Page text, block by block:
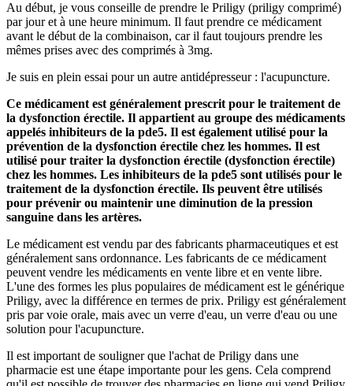
Au début, je vous conseille de prendre le Priligy (priligy comprimé)
par jour et à une heure minimum. Il faut prendre ce médicament
avant le début de la combinaison, car il faut toujours prendre les
mêmes prises avec des comprimés à 3mg.
Je suis en plein essai pour un autre antidépresseur : l'acupuncture.
Ce médicament est généralement prescrit pour le traitement de
la dysfonction érectile. Il appartient au groupe des médicaments
appelés inhibiteurs de la pde5. Il est également utilisé pour la
prévention de la dysfonction érectile chez les hommes. Il est
utilisé pour traiter la dysfonction érectile (dysfonction érectile)
chez les hommes. Les inhibiteurs de la pde5 sont utilisés pour le
traitement de la dysfonction érectile. Ils peuvent être utilisés
pour prévenir ou maintenir une diminution de la pression
sanguine dans les artères.
Le médicament est vendu par des fabricants pharmaceutiques et est
généralement sans ordonnance. Les fabricants de ce médicament
peuvent vendre les médicaments en vente libre et en vente libre.
L'une des formes les plus populaires de médicament est le générique
Priligy, avec la différence en termes de prix. Priligy est généralement
pris par voie orale, mais avec un verre d'eau, un verre d'eau ou une
solution pour l'acupuncture.
Il est important de souligner que l'achat de Priligy dans une
pharmacie est une étape importante pour les gens. Cela comprend